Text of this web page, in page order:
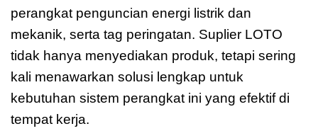
perangkat penguncian energi listrik dan
mekanik, serta tag peringatan. Suplier LOTO
tidak hanya menyediakan produk, tetapi sering
kali menawarkan solusi lengkap untuk
kebutuhan sistem perangkat ini yang efektif di
tempat kerja.